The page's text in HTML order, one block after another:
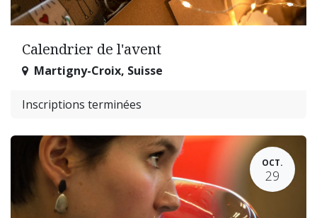
Calendrier de l'avent
Martigny-Croix, Suisse
Inscriptions terminées
OCT.
29